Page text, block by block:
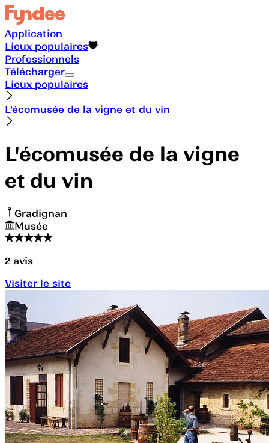
Application
Lieux populaires
Professionnels
Télécharger
Lieux populaires
L'écomusée de la vigne et du vin
L'écomusée de la vigne
et du vin
Gradignan
Musée
2 avis
Visiter le site